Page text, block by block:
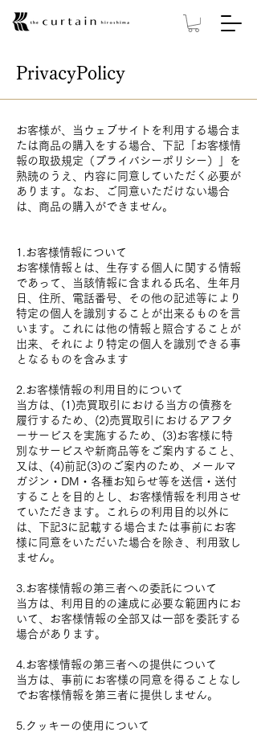
PrivacyPolicy
お客様が、当ウェブサイトを利用する場合ま
たは商品の購入をする場合、下記「お客様情
報の取扱規定（プライバシーポリシー）」を
熟読のうえ、内容に同意していただく必要が
あります。なお、ご同意いただけない場合
は、商品の購入ができません。
1.お客様情報について
お客様情報とは、生存する個人に関する情報
であって、当該情報に含まれる氏名、生年月
日、住所、電話番号、その他の記述等により
特定の個人を識別することが出来るものを言
います。これには他の情報と照合することが
出来、それにより特定の個人を識別できる事
となるものを含みます
2.お客様情報の利用目的について
当方は、(1)売買取引における当方の債務を
履行するため、(2)売買取引におけるアフタ
ーサービスを実施するため、(3)お客様に特
別なサービスや新商品等をご案内すること、
又は、(4)前記(3)のご案内のため、メールマ
ガジン・DM・各種お知らせ等を送信・送付
することを目的とし、お客様情報を利用させ
ていただきます。これらの利用目的以外に
は、下記3に記載する場合または事前にお客
様に同意をいただいた場合を除き、利用致し
ません。
3.お客様情報の第三者への委託について
当方は、利用目的の達成に必要な範囲内にお
いて、お客様情報の全部又は一部を委託する
場合があります。
4.お客様情報の第三者への提供について
当方は、事前にお客様の同意を得ることなし
でお客様情報を第三者に提供しません。
5.クッキーの使用について